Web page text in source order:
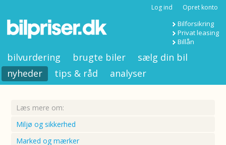
Log ind Opret konto
Bilforsikring
Privat leasing
Billån
bilvurdering brugte biler
sælg din bil
nyheder
tips & råd analyser
Læs mere om:
Miljø og sikkerhed
Marked og mærker